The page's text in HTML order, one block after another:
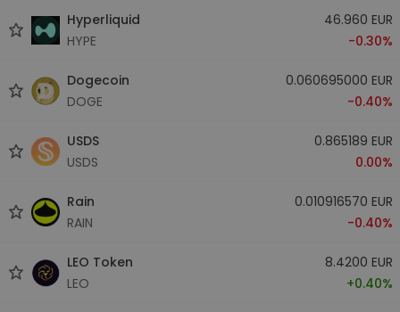
Hyperliquid
HYPE
46.960 EUR
-0.30%
Dogecoin
DOGE
0.060695000 EUR
-0.40%
USDS
USDS
0.865189 EUR
0.00%
Rain
RAIN
0.010916570 EUR
-0.40%
LEO Token
LEO
8.4200 EUR
+0.40%